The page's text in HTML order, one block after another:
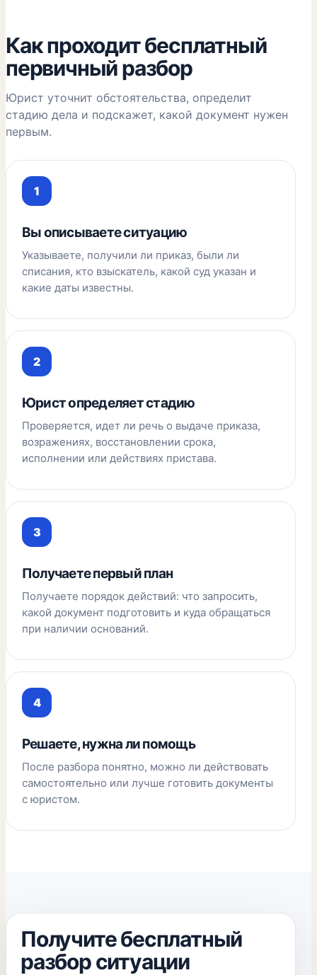
Как проходит бесплатный
первичный разбор
Юрист уточнит обстоятельства, определит
стадию дела и подскажет, какой документ нужен
первым.
Вы описываете ситуацию
Указываете, получили ли приказ, были ли
списания, кто взыскатель, какой суд указан и
какие даты известны.
Юрист определяет стадию
Проверяется, идет ли речь о выдаче приказа,
возражениях, восстановлении срока,
исполнении или действиях пристава.
Получаете первый план
Получаете порядок действий: что запросить,
какой документ подготовить и куда обращаться
при наличии оснований.
Решаете, нужна ли помощь
После разбора понятно, можно ли действовать
самостоятельно или лучше готовить документы
с юристом.
Получите бесплатный
разбор ситуации